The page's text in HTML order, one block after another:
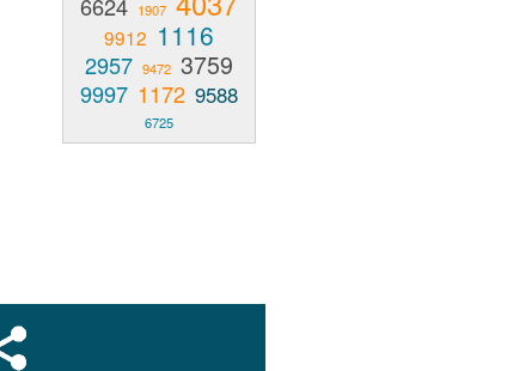
1907
9912 1116
2957 9472 3759
9997 1172 9588
6725